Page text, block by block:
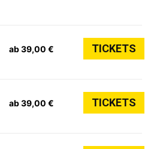
ab 39,00 € TICKETS
ab 39,00 € TICKETS